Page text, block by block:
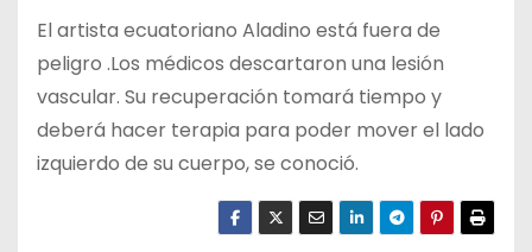
El artista ecuatoriano Aladino está fuera de
peligro .Los médicos descartaron una lesión
vascular. Su recuperación tomará tiempo y
deberá hacer terapia para poder mover el lado
izquierdo de su cuerpo, se conoció.